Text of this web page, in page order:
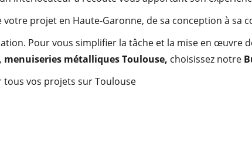
projet en Haute-Garonne, de sa conception à sa
Pour vous simplifier la tâche et la mise en œuvre
, menuiseries métalliquesToulouse, choisissez notre
vos projets sur Toulouse